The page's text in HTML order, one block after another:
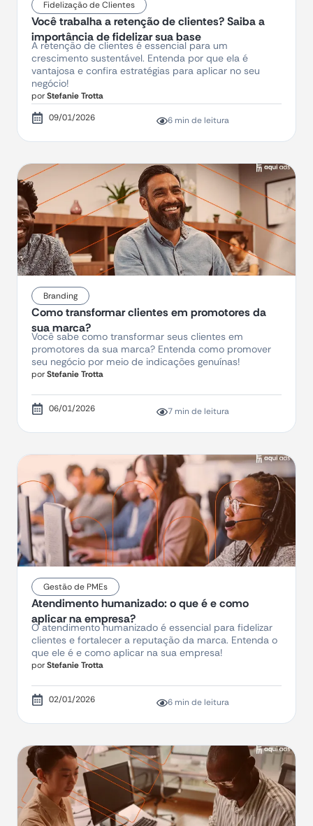
Fidelização de Clientes
Você trabalha a retenção de clientes? Saiba a
importância de fidelizar sua base
A retenção de clientes é essencial para um
crescimento sustentável. Entenda por que ela é
vantajosa e confira estratégias para aplicar no seu
negócio!
porStefanie Trotta
09/01/2026
6 min de leitura
Branding
Como transformar clientes em promotores da
sua marca?
Você sabe como transformar seus clientes em
promotores da sua marca? Entenda como promover
seu negócio por meio de indicações genuínas!
porStefanie Trotta
06/01/2026 7 min de leitura
Gestão de PMEs
Atendimento humanizado: o que é e como
aplicar na empresa?
O atendimento humanizado é essencial para fidelizar
clientes e fortalecer a reputação da marca. Entenda o
que ele é e como aplicar na sua empresa!
porStefanie Trotta
02/01/2026 6 min de leitura